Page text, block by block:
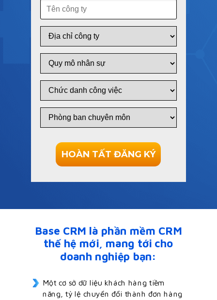
HOÀN TẤT ĐĂNG KÝ
Một cơ sở dữ liệu khách hàng tiềm
năng, tỷ lệ chuyển đổi thành đơn hàng
Base CRM là phần mềm CRM
thế hệ mới, mang tới cho
doanh nghiệp bạn: